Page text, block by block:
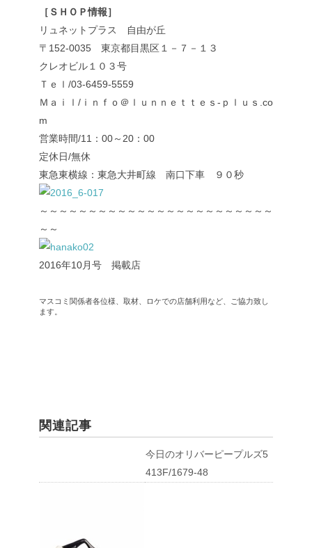
［ＳＨＯＰ情報］
リュネットプラス 自由が丘
〒152-0035 東京都目黒区１－７－１３
クレオビル１０３号
Ｔｅｌ/03-6459-5559
Ｍａｉｌ/ｉｎｆｏ＠ｌｕｎｎｅｔｔｅｓ-ｐｌｕｓ.co
m
営業時間/11：00～20：00
定休日/無休
東急東横線：東急大井町線 南口下車 ９０秒
～～～～～～～～～～～～～～～～～～～～～～～～
～～
2016年10月号 掲載店
マスコミ関係者各位様、取材、ロケでの店舗利用など、ご協力致し
ます。
関連記事
今日のオリバーピープルズ5
413F/1679-48